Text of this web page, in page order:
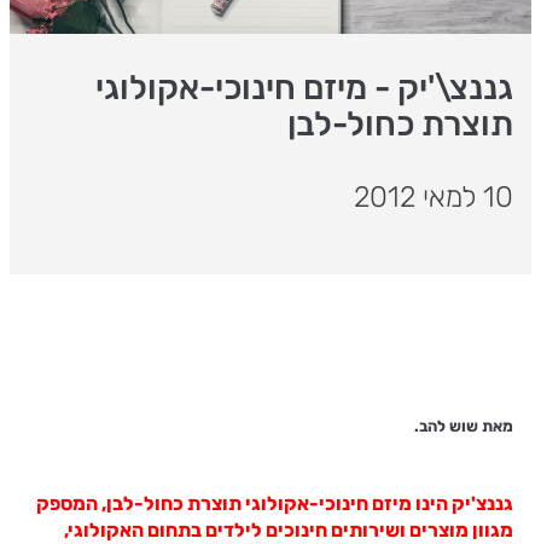
גננצ\'יק - מיזם חינוכי-אקולוגי
תוצרת כחול-לבן
10 למאי 2012
מאת שוש להב.
גננצ'יק הינו מיזם חינוכי-אקולוגי תוצרת כחול-לבן, המספק
מגוון מוצרים ושירותים חינוכים לילדים בתחום האקולוגי,